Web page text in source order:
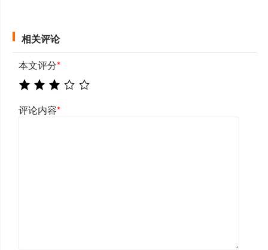
相关评论
本文评分*
评论内容*